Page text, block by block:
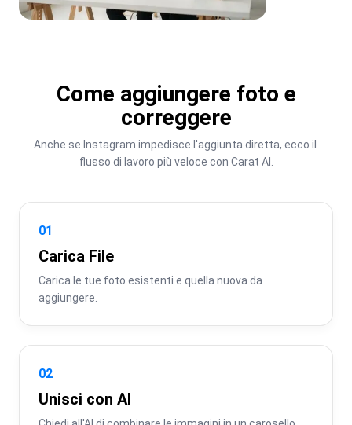
Come aggiungere foto e
correggere
Anche se Instagram impedisce l'aggiunta diretta, ecco il
flusso di lavoro più veloce con Carat AI.
01
Carica File
Carica le tue foto esistenti e quella nuova da
aggiungere.
02
Unisci con AI